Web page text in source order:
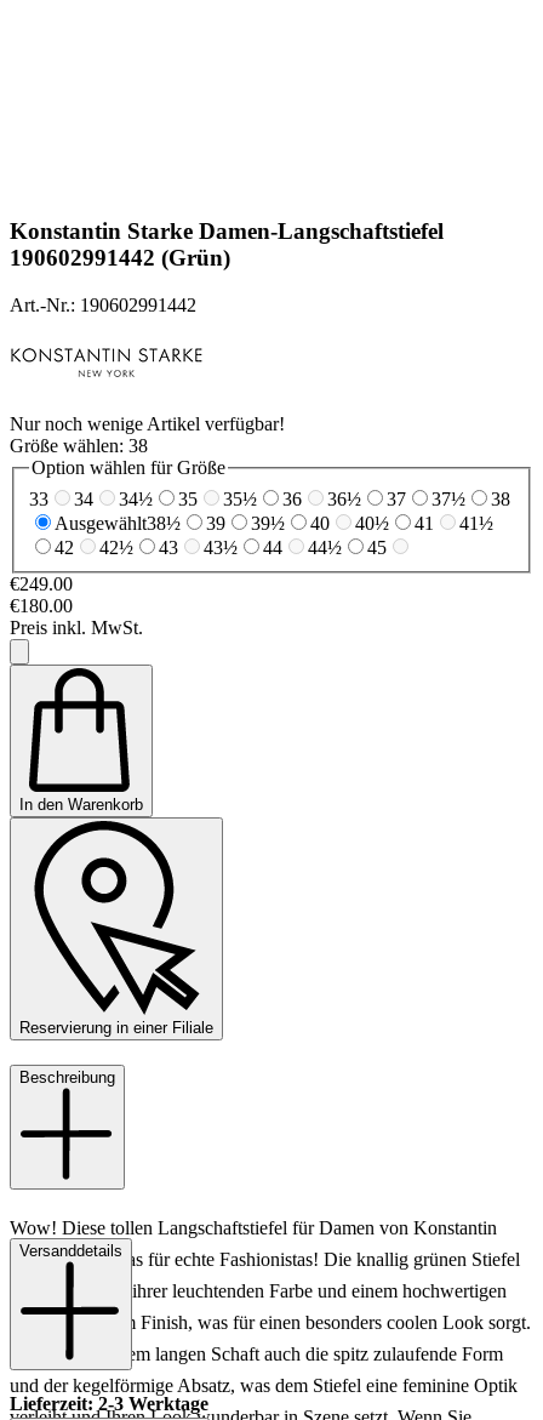
Konstantin Starke Damen-Langschaftstiefel
190602991442 (Grün)
Art.-Nr.: 190602991442
Nur noch wenige Artikel verfügbar!
Größe wählen: 38
Option wählen für Größe
33
34 34½ 35 35½ 36 36½ 37 37½
38
Ausgewählt38½ 39 39½ 40 40½ 41
41½
42
42½ 43 43½ 44 44½
45
€249.00
€180.00
Preis inkl. MwSt.
In den Warenkorb
Reservierung in einer Filiale
Beschreibung
Wow! Diese tollen Langschaftstiefel für Damen von Konstantin
Starke sind etwas für echte Fashionistas! Die knallig grünen Stiefel
überzeugen mit ihrer leuchtenden Farbe und einem hochwertigen
Leder mit rauem Finish, was für einen besonders coolen Look sorgt.
Toll ist neben dem langen Schaft auch die spitz zulaufende Form
und der kegelförmige Absatz, was dem Stiefel eine feminine Optik
Versanddetails
Lieferzeit: 2-3 Werktage